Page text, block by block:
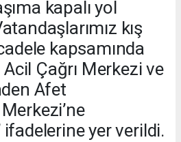
kapalı yol
kış
kapsamında
Çağrı Merkezi ve
Afet
ifadelerine yer verildi.